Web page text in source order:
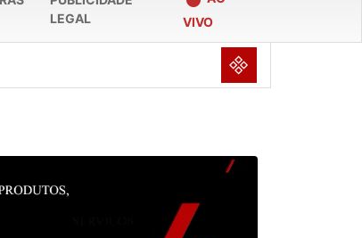
LEGAL
VIVO
NULL